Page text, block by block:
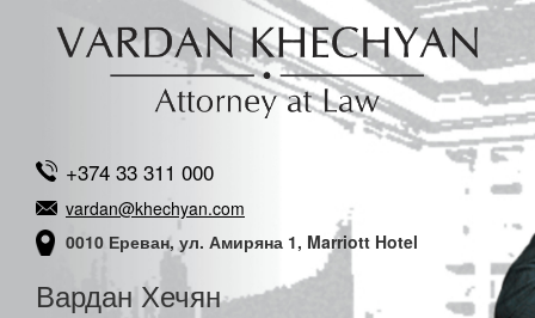
+374 33 311 000
vardan@khechyan.com
0010 Ереван, ул. Амиряна 1, Marriott Hotel
Вардан Хечян